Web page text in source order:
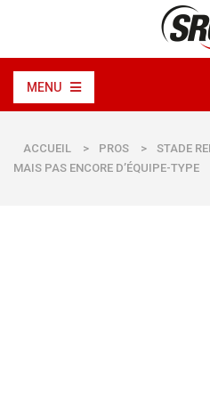
MENU
ACCUEIL > PROS >
STADE
MAIS PAS ENCORE D’ÉQUIPE-TYPE